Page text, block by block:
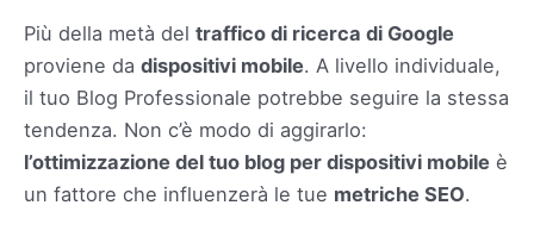
Più della metà del traffico di ricerca di Google
proviene da dispositivi mobile. A livello individuale,
il tuo Blog Professionale potrebbe seguire la stessa
tendenza. Non c’è modo di aggirarlo:
l’ottimizzazione del tuo blog per dispositivi mobile è
un fattore che influenzerà le tue metriche SEO.